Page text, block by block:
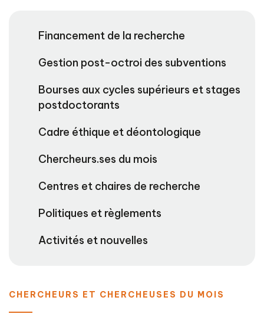
Financement de la recherche
Gestion post-octroi des subventions
Bourses aux cycles supérieurs et stages
postdoctorants
Cadre éthique et déontologique
Chercheurs.ses du mois
Centres et chaires de recherche
Politiques et règlements
Activités et nouvelles
CHERCHEURS ET CHERCHEUSES DU MOIS